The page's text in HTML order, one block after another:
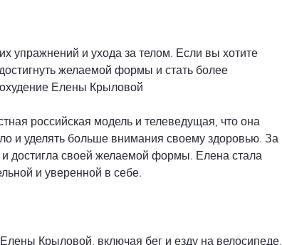
желаемой формы и стать более
Елены Крыловой
российская модель и телеведущая, что она
и уделять больше внимания своему здоровью. За
и достигла своей желаемой формы. Елена стала
и уверенной в себе.
Крыловой, включая бег и езду на велосипеде.